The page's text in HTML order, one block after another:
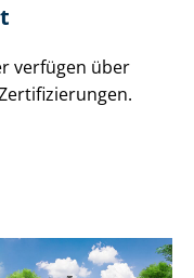
verfügen über